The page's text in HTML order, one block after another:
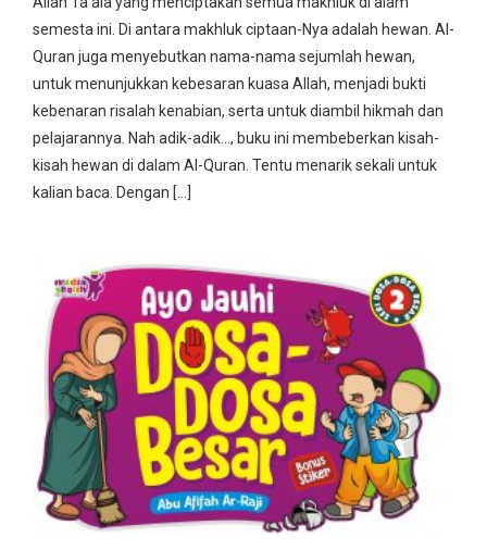
semesta ini. Di antara makhluk ciptaan-Nya adalah hewan. Al-
Quran juga menyebutkan nama-nama sejumlah hewan,
untuk menunjukkan kebesaran kuasa Allah, menjadi bukti
kebenaran risalah kenabian, serta untuk diambil hikmah dan
pelajarannya. Nah adik-adik…, buku ini membeberkan kisah-
kisah hewan di dalam Al-Quran. Tentu menarik sekali untuk
kalian baca. Dengan […]